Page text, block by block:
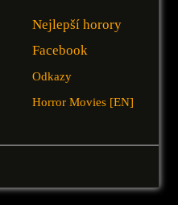
Nejlepší horory
Facebook
Odkazy
Horror Movies [EN]